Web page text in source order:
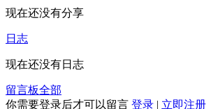
现在还没有分享
日志
现在还没有日志
留言板全部
你需要登录后才可以留言 登录 | 立即注册